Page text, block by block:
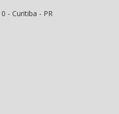
- Curitiba - PR